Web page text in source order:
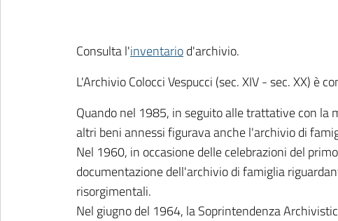
Consulta l'inventariod'archivio.
L'Archivio Colocci Vespucci (sec. XIV - sec. XX) è
Quando nel 1985, in seguito alle trattative con la
altri beni annessi figurava anche l'archivio di
Nel 1960, in occasione delle celebrazioni del
documentazione dell'archivio di famiglia
risorgimentali.
Nel giugno del 1964, la Soprintendenza